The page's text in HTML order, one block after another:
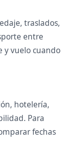
traslados,
entre
y vuelo cuando
hotelería,
Para
fechas